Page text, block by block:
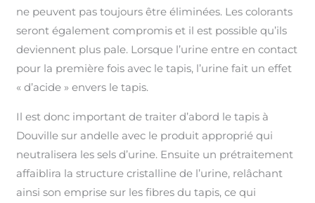
ne peuvent pas toujours être éliminées. Les colorants
seront également compromis et il est possible qu’ils
deviennent plus pale. Lorsque l’urine entre en contact
pour la première fois avec le tapis, l’urine fait un effet
« d’acide » envers le tapis.
Il est donc important de traiter d’abord le tapis à
Douville sur andelle avec le produit approprié qui
neutralisera les sels d’urine. Ensuite un prétraitement
affaiblira la structure cristalline de l’urine, relâchant
ainsi son emprise sur les fibres du tapis, ce qui